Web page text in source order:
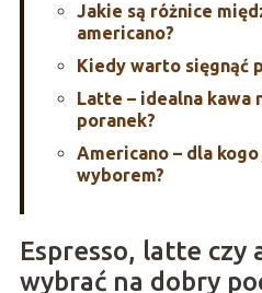
Jakie są różnice
americano?
Kiedy warto sięgnąć
Latte – idealna kawa
poranek?
Americano – dla
wyborem?
Espresso, latte czy
wybrać na dobry